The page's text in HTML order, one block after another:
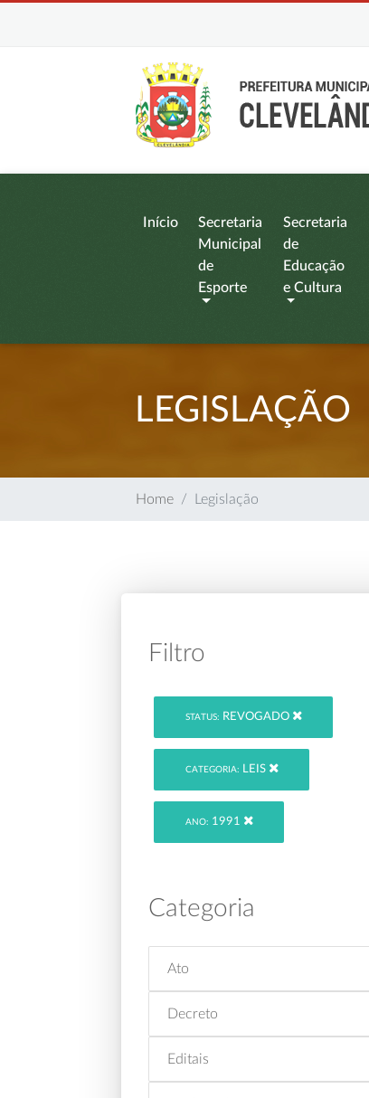
Início
Secretaria
Municipal
de
Esporte
Secretaria
de
Educação
e Cultura
LEGISLAÇÃO
Home Legislação
Filtro
STATUS: REVOGADO
CATEGORIA: LEIS
ANO: 1991
Categoria
Ato
Decreto
Editais